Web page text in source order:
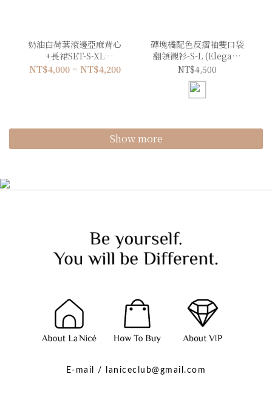
奶油白荷葉滾邊亞麻背心
+長裙SET-S-XL
(Elegant & Love)
NT$4,000 ~ NT$4,200
磚塊橘配色反摺袖雙口袋
翻領襯衫-S-L (Elegant
& Love)
NT$4,500
Show more
E-mail / laniceclub@gmail.com